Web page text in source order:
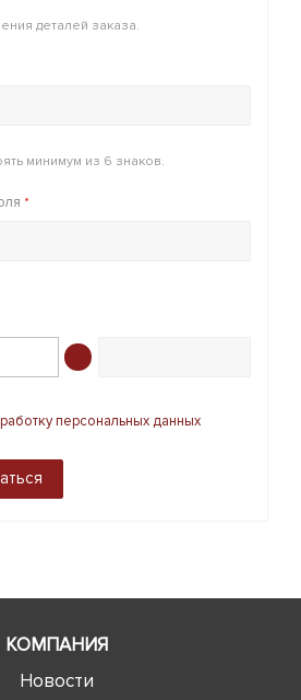
деталей заказа.
минимум из 6 знаков.
*
персональных данных
КОМПАНИЯ
Новости